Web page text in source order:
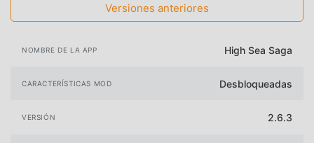
Versiones anteriores
NOMBRE DE LA APP High Sea Saga
CARACTERÍSTICAS MOD Desbloqueadas
VERSIÓN 2.6.3